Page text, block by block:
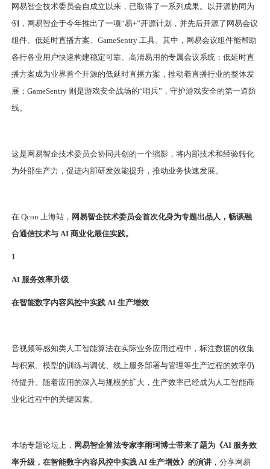
网易智企技术委员会自成立以来，已取得了一系列成果。以开源协同为
例，网易智企于今年推出了一项“易+”开源计划，并先后开源了网易会议
组件、低延时直播方案、GameSentry 工具。其中，网易会议组件能帮助
各行各业用户快速构建稳定可靠、高清易用的专属会议系统；低延时直
播方案成为业界首个开源的低延时直播方案，推动着直播行业的整体发
展；GameSentry 则是游戏安全战场的“哨兵”，守护游戏安全的第一道防
线。
这是网易智企技术委员会协同共创的一个缩影，将内部技术和经验转化
为外部生产力，促进内部研发效能提升，推动业务快速发展。
在 Qcon 上海站， 网易智企技术委员会首次化身为专题出品人，畅谈融
合通信技术与 AI 商业化最佳实践。
1
AI 服务效率升级
在智能数字内容风控中实践 AI 生产增效
音视频等感知类人工智能算法在实际业务应用过程中，标注数据的收集
与积累、模型的训练与调优、线上服务部署与管理等生产过程的效率仍
待提升。随着应用的深入与规模的扩大，生产效率已经成为人工智能商
业化过程中的关键因素。
本场专题论坛上， 网易智企算法专家李雨珂博士带来了题为《AI 服务效
率升级，在智能数字内容风控中实践 AI 生产增效》的演讲 ，分享网易